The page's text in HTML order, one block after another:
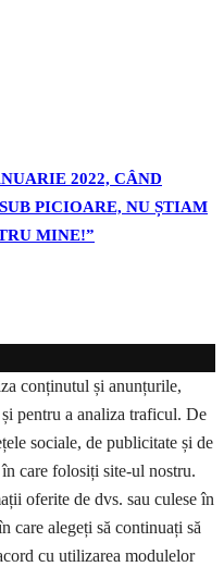
2022, CÂND
PICIOARE, NU ȘTIAM
MINE!”
conținutul și anunțurile,
pentru a analiza traficul. De
sociale, de publicitate și de
care folosiți site-ul nostru.
oferite de dvs. sau culese în
alegeți să continuați să
cu utilizarea modulelor